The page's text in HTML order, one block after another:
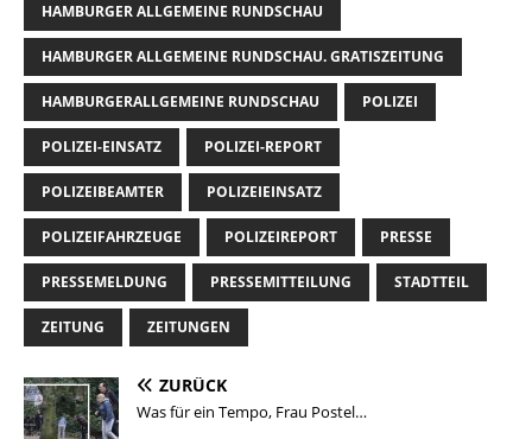
HAMBURGER ALLGEMEINE RUNDSCHAU
HAMBURGER ALLGEMEINE RUNDSCHAU. GRATISZEITUNG
HAMBURGERALLGEMEINE RUNDSCHAU POLIZEI
POLIZEI-EINSATZ POLIZEI-REPORT
POLIZEIBEAMTER POLIZEIEINSATZ
POLIZEIFAHRZEUGE POLIZEIREPORT PRESSE
PRESSEMELDUNG PRESSEMITTEILUNG STADTTEIL
ZEITUNG ZEITUNGEN
ZURÜCK
Was für ein Tempo, Frau Postel…